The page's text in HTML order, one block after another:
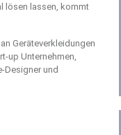
lösen lassen, kommt
Geräteverkleidungen
up Unternehmen,
Designer und